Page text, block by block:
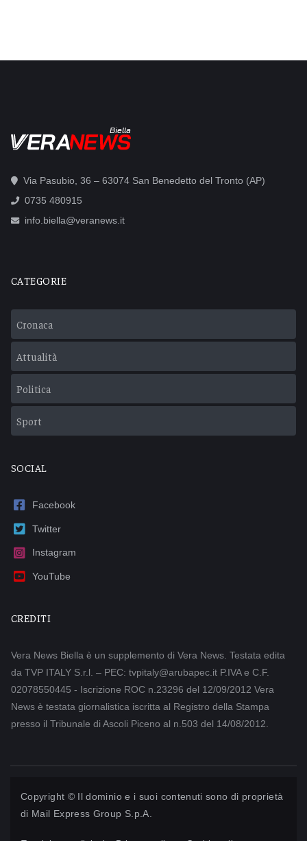
Biella
Via Pasubio, 36 – 63074 San Benedetto del Tronto (AP)
0735 480915
info.biella@veranews.it
CATEGORIE
Cronaca
Attualità
Politica
Sport
SOCIAL
Facebook
Twitter
Instagram
YouTube
CREDITI
Vera News Biella è un supplemento di Vera News. Testata edita
da TVP ITALY S.r.l. – PEC: tvpitaly@arubapec.it P.IVA e C.F.
02078550445 - Iscrizione ROC n.23296 del 12/09/2012 Vera
News è testata giornalistica iscritta al Registro della Stampa
presso il Tribunale di Ascoli Piceno al n.503 del 14/08/2012.
Copyright © Il dominio e i suoi contenuti sono di proprietà
di Mail Express Group S.p.A.